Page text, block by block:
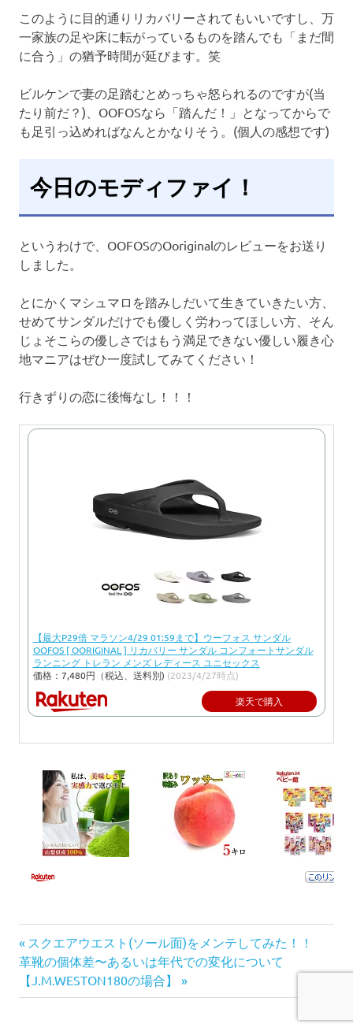
このように目的通りリカバリーされてもいいですし、万
一家族の足や床に転がっているものを踏んでも「まだ間
に合う」の猶予時間が延びます。笑
ビルケンで妻の足踏むとめっちゃ怒られるのですが(当
たり前だ？)、OOFOSなら「踏んだ！」となってからで
も足引っ込めればなんとかなりそう。(個人の感想です)
今日のモディファイ！
というわけで、OOFOSのOoriginalのレビューをお送り
しました。
とにかくマシュマロを踏みしだいて生きていきたい方、
せめてサンダルだけでも優しく労わってほしい方、そん
じょそこらの優しさではもう満足できない優しい履き心
地マニアはぜひ一度試してみてください！
行きずりの恋に後悔なし！！！
【最大P29倍 マラソン4/29 01:59まで】ウーフォス サンダル
OOFOS [ OORIGINAL ] リカバリー サンダル コンフォートサンダル
ランニング トレラン メンズ レディース ユニセックス
価格：7,480円（税込、送料別) (2023/4/27時点)
楽天で購入
投
稿
前
の
記
事:
スクエアウエスト(ソール面)をメンテしてみた！！
次
の
記
革靴の個体差〜あるいは年代での変化について
【J.M.WESTON180の場合】